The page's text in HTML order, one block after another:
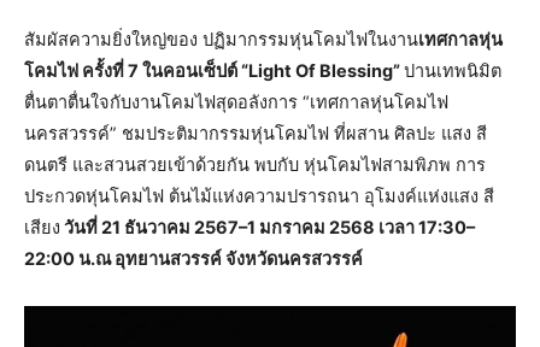
สัมผัสความยิ่งใหญ่ของ ปฏิมากรรมหุ่นโคมไฟในงานเทศกาลหุ่น
โคมไฟ ครั้งที่ 7 ในคอนเซ็ปต์ “Light Of Blessing”ปานเทพนิมิต
ตื่นตาตื่นใจกับงานโคมไฟสุดอลังการ “เทศกาลหุ่นโคมไฟ
นครสวรรค์” ชมประติมากรรมหุ่นโคมไฟ ที่ผสาน ศิลปะ แสง สี
ดนตรี และสวนสวยเข้าด้วยกัน พบกับ หุ่นโคมไฟสามพิภพ การ
ประกวดหุ่นโคมไฟ ต้นไม้แห่งความปรารถนา อุโมงค์แห่งแสง สี
เสียง วันที่ 21 ธันวาคม 2567–1 มกราคม 2568 เวลา 17:30–
22:00 น.ณ อุทยานสวรรค์ จังหวัดนครสวรรค์